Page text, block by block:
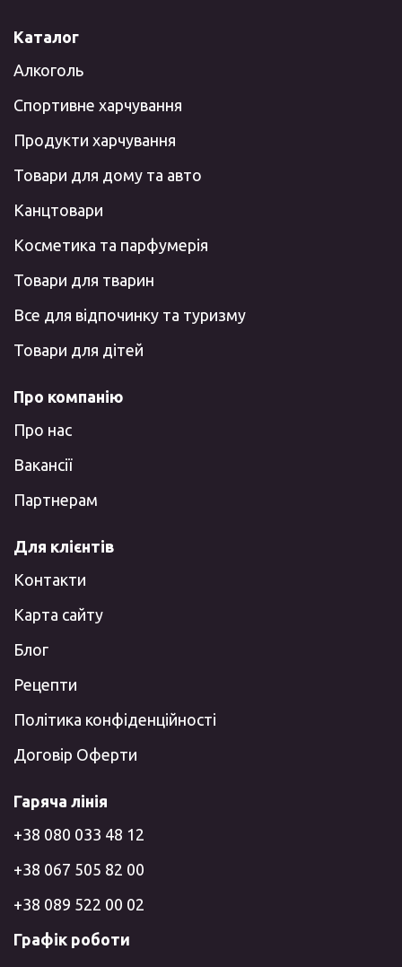
Каталог
Алкоголь
Спортивне харчування
Продукти харчування
Товари для дому та авто
Канцтовари
Косметика та парфумерія
Товари для тварин
Все для відпочинку та туризму
Товари для дітей
Про компанію
Про нас
Вакансії
Партнерам
Для клієнтів
Контакти
Карта сайту
Блог
Рецепти
Політика конфіденційності
Договір Оферти
Гаряча лінія
+38 080 033 48 12
+38 067 505 82 00
+38 089 522 00 02
Графік роботи